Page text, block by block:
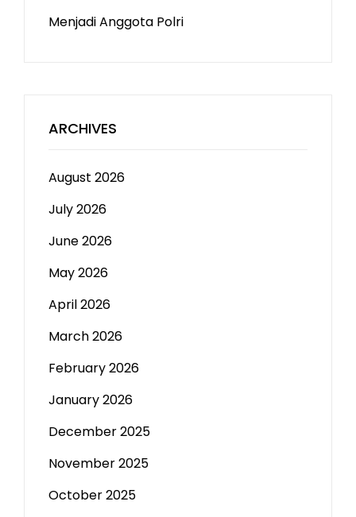
Menjadi Anggota Polri
ARCHIVES
August 2026
July 2026
June 2026
May 2026
April 2026
March 2026
February 2026
January 2026
December 2025
November 2025
October 2025